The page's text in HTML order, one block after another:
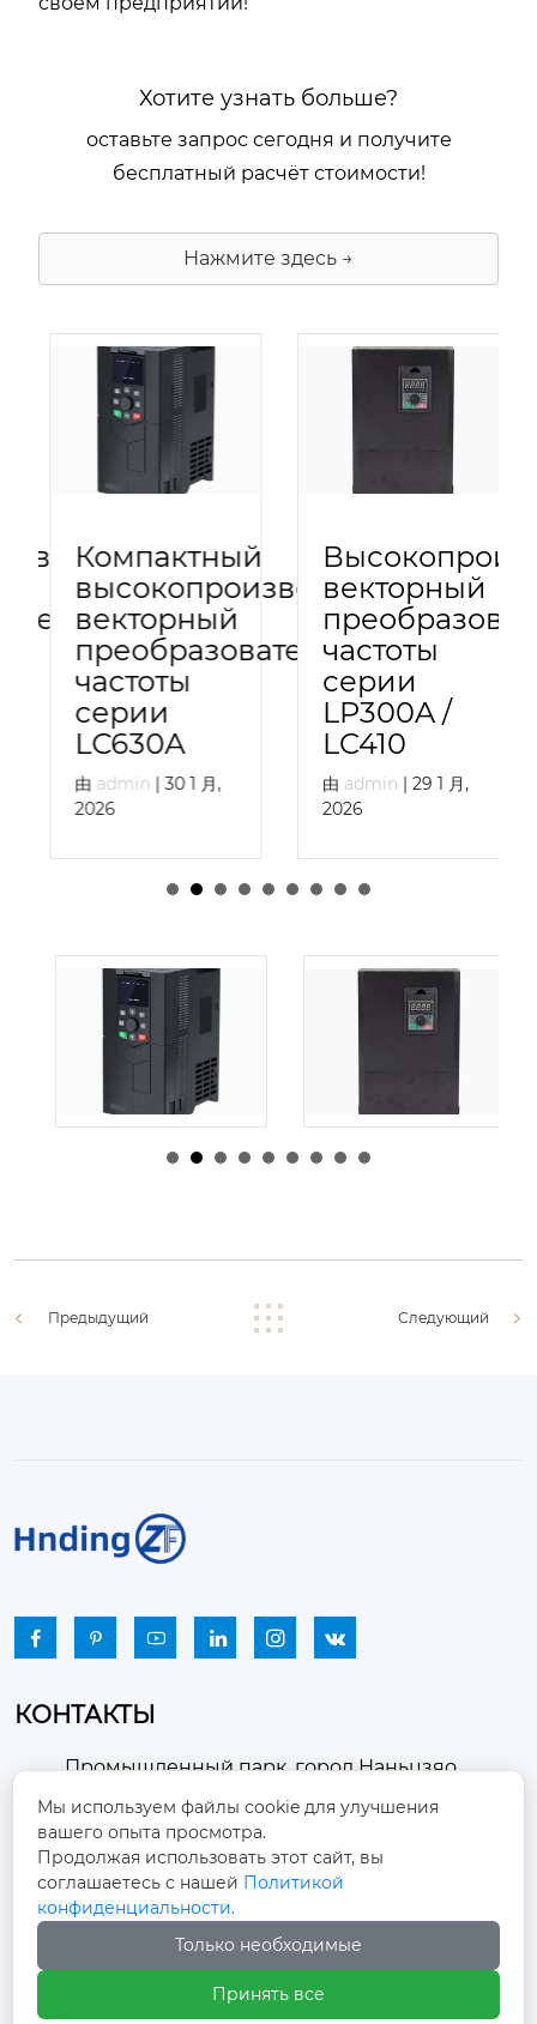
Хотите узнать больше?
оставьте запрос сегодня и получите
бесплатный расчёт стоимости!
Нажмите здесь →
Компактный
высокопроизводительный
векторный
преобразователь
частоты
серии
LC630A
由admin | 30 1 月,
2026
векторный
частоты
серии
LP300A /
LC410
由admin | 29 1 月,
2026
由admin |30 1 月,
由admin |29 1 月,
Предыдущий Следующий
     
КОНТАКТЫ

Промышленный парк, город Наньцзяо,
район Чжоуцунь, город Цзыбо, провинция
Шаньдун
 winston-xu@hengdingfan.com
+86-13806434669
 +86 13806434669
Мы используем файлы cookie для улучшения
вашего опыта просмотра.
Продолжая использовать этот сайт, вы
соглашаетесь с нашей Политикой
конфиденциальности.
Только необходимые
Принять все